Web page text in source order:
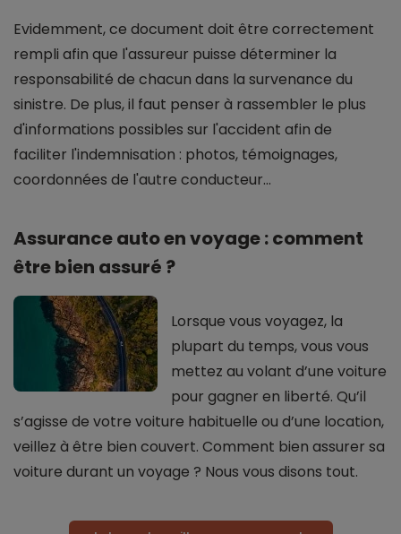
Evidemment, ce document doit être correctement
rempli afin que l'assureur puisse déterminer la
responsabilité de chacun dans la survenance du
sinistre. De plus, il faut penser à rassembler le plus
d'informations possibles sur l'accident afin de
faciliter l'indemnisation : photos, témoignages,
coordonnées de l'autre conducteur...
Assurance auto en voyage : comment
être bien assuré ?
Lorsque vous voyagez, la
plupart du temps, vous vous
mettez au volant d’une voiture
pour gagner en liberté. Qu’il
s’agisse de votre voiture habituelle ou d’une location,
veillez à être bien couvert. Comment bien assurer sa
voiture durant un voyage ? Nous vous disons tout.